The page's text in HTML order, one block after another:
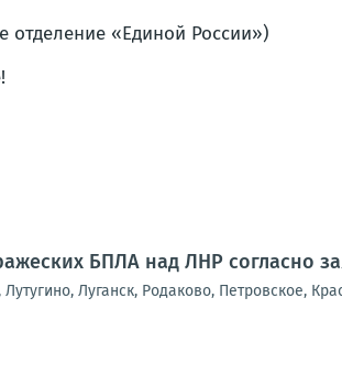
отделение «Единой России»)
БПЛА над ЛНР согласно
Луганск, Родаково, Петровское,